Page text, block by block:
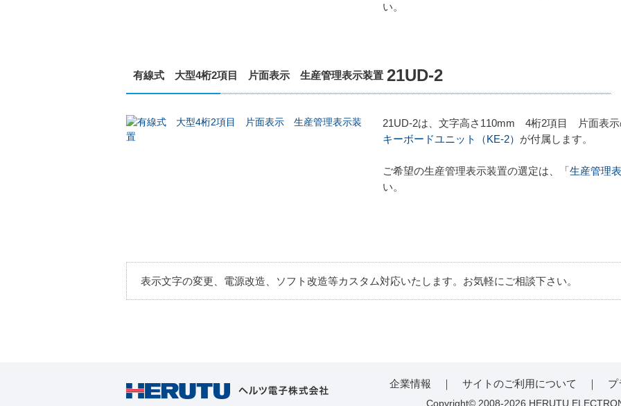
い。
有線式 大型4桁2項目 片面表示 生産管理表示装置 21UD-2
21UD-2は、文字高さ110mm 4桁2項目 片面表示
キーボードユニット（KE-2） が付属します。
ご希望の生産管理表示装置の選定は、「生産管理
い。
表示文字の変更、電源改造、ソフト改造等カスタム対応いたします。お気軽にご相談下さい。
企業情報 ｜ サイトのご利用について ｜ プ
Copyright© 2008-2026 HERUTU